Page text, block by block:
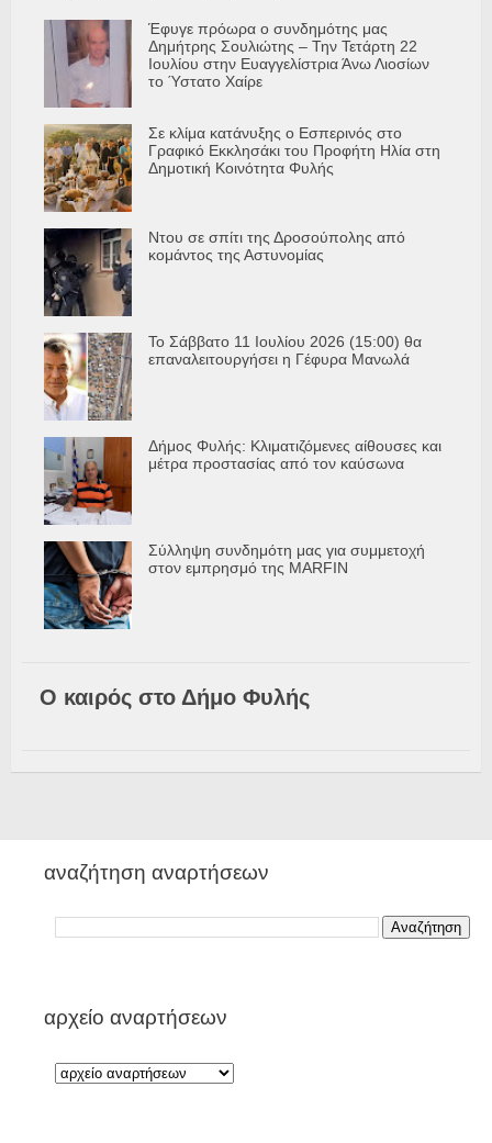
Έφυγε πρόωρα ο συνδημότης μας
Δημήτρης Σουλιώτης – Την Τετάρτη 22
Ιουλίου στην Ευαγγελίστρια Άνω Λιοσίων
το Ύστατο Χαίρε
Σε κλίμα κατάνυξης ο Εσπερινός στο
Γραφικό Εκκλησάκι του Προφήτη Ηλία στη
Δημοτική Κοινότητα Φυλής
Ντου σε σπίτι της Δροσούπολης από
κομάντος της Αστυνομίας
Το Σάββατο 11 Ιουλίου 2026 (15:00) θα
επαναλειτουργήσει η Γέφυρα Μανωλά
Δήμος Φυλής: Κλιματιζόμενες αίθουσες και
μέτρα προστασίας από τον καύσωνα
Σύλληψη συνδημότη μας για συμμετοχή
στον εμπρησμό της MARFIN
Ο καιρός στο Δήμο Φυλής
αναζήτηση αναρτήσεων
αρχείο αναρτήσεων